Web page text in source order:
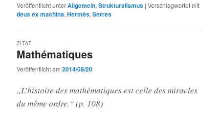
Veröffentlicht unterAllgemein,Strukturalismus |Verschlagwortet mit
deus ex machina,Hermès,Serres
Mathématiques
ZITAT
Veröffentlicht am2014/08/20
„L’histoire des mathématiques est celle des miracles
du même ordre.“ (p. 108)